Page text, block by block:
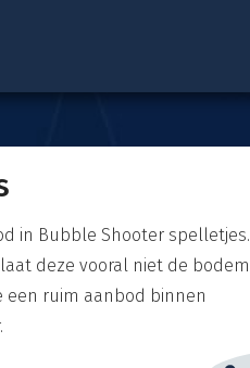
in Bubble Shooter spelletjes.
deze vooral niet de bodem
een ruim aanbod binnen